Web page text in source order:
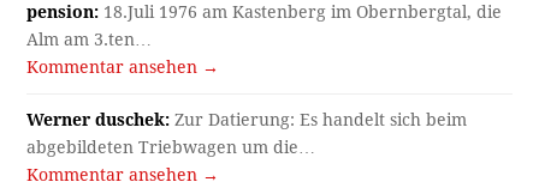
pension: 18.Juli 1976 am Kastenberg im Obernbergtal, die
Alm am 3.ten…
Kommentar ansehen →
Werner duschek: Zur Datierung: Es handelt sich beim
abgebildeten Triebwagen um die…
Kommentar ansehen →